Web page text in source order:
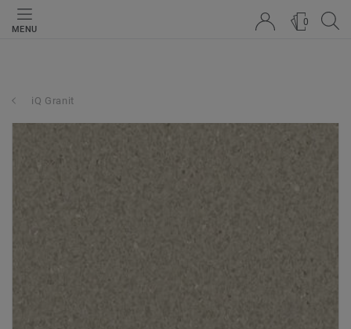
MENU
0
iQ Granit